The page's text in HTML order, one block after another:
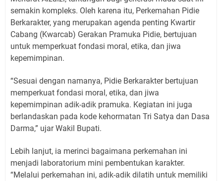
semakin kompleks. Oleh karena itu, Perkemahan Pidie
Berkarakter, yang merupakan agenda penting Kwartir
Cabang (Kwarcab) Gerakan Pramuka Pidie, bertujuan
untuk memperkuat fondasi moral, etika, dan jiwa
kepemimpinan.
​“Sesuai dengan namanya, Pidie Berkarakter bertujuan
memperkuat fondasi moral, etika, dan jiwa
kepemimpinan adik-adik pramuka. Kegiatan ini juga
berlandaskan pada kode kehormatan Tri Satya dan Dasa
Darma,” ujar Wakil Bupati.
​Lebih lanjut, ia merinci bagaimana perkemahan ini
menjadi laboratorium mini pembentukan karakter.
“Melalui perkemahan ini, adik-adik dilatih untuk memiliki